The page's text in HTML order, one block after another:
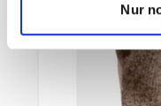
Nur